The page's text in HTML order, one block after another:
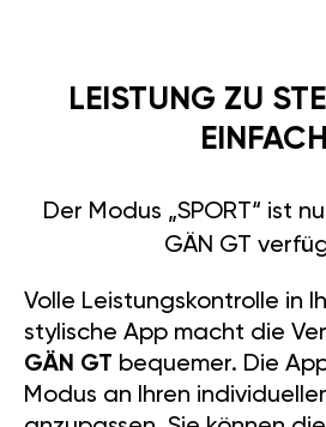
LEISTUNG ZU
Der Modus „SPORT“ ist
GÄN GT
Volle Leistungskontrolle in
stylische App macht die
GÄN GT bequemer. Die
Modus an Ihren